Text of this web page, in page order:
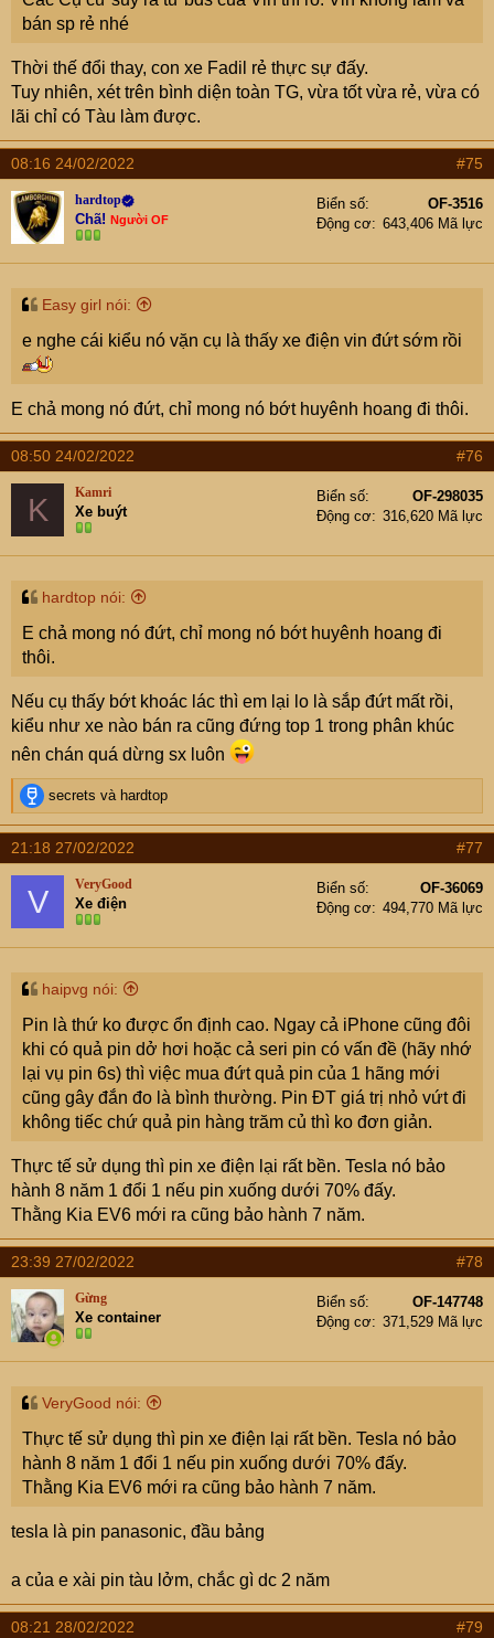
bán sp rẻ nhé
Thời thế đổi thay, con xe Fadil rẻ thực sự đấy.
Tuy nhiên, xét trên bình diện toàn TG, vừa tốt vừa rẻ, vừa có
lãi chỉ có Tàu làm được.
08:16 24/02/2022 #75
hardtop
Chã! Người OF
Biển số
OF-3516
Động cơ
643,406 Mã lực
Easy girl nói:
e nghe cái kiểu nó vặn cụ là thấy xe điện vin đứt sớm rồi
E chả mong nó đứt, chỉ mong nó bớt huyênh hoang đi thôi.
08:50 24/02/2022 #76
K Kamri
Xe buýt
Biển số
OF-298035
Động cơ
316,620 Mã lực
hardtop nói:
E chả mong nó đứt, chỉ mong nó bớt huyênh hoang đi
thôi.
Nếu cụ thấy bớt khoác lác thì em lại lo là sắp đứt mất rồi,
kiểu như xe nào bán ra cũng đứng top 1 trong phân khúc
nên chán quá dừng sx luôn
R
e
a
c
t
i
n
s
secrets và hardtop
21:18 27/02/2022 #77
V VeryGood
Xe điện
Biển số
OF-36069
Động cơ
494,770 Mã lực
haipvg nói:
Pin là thứ ko được ổn định cao. Ngay cả iPhone cũng đôi
khi có quả pin dở hơi hoặc cả seri pin có vấn đề (hãy nhớ
lại vụ pin 6s) thì việc mua đứt quả pin của 1 hãng mới
cũng gây đắn đo là bình thường. Pin ĐT giá trị nhỏ vứt đi
không tiếc chứ quả pin hàng trăm củ thì ko đơn giản.
Thực tế sử dụng thì pin xe điện lại rất bền. Tesla nó bảo
hành 8 năm 1 đổi 1 nếu pin xuống dưới 70% đấy.
Thằng Kia EV6 mới ra cũng bảo hành 7 năm.
23:39 27/02/2022 #78
Gừng
Xe container
Biển số
OF-147748
Động cơ
371,529 Mã lực
VeryGood nói:
Thực tế sử dụng thì pin xe điện lại rất bền. Tesla nó bảo
hành 8 năm 1 đổi 1 nếu pin xuống dưới 70% đấy.
Thằng Kia EV6 mới ra cũng bảo hành 7 năm.
tesla là pin panasonic, đầu bảng
a của e xài pin tàu lởm, chắc gì dc 2 năm
08:21 28/02/2022 #79